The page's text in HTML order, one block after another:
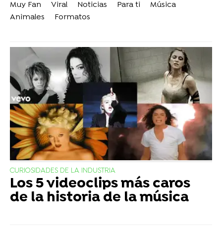
Muy Fan Viral Noticias Para ti
Música
Animales
Formatos
CURIOSIDADES DE LA INDUSTRIA
Los 5 videoclips más caros
de la historia de la música